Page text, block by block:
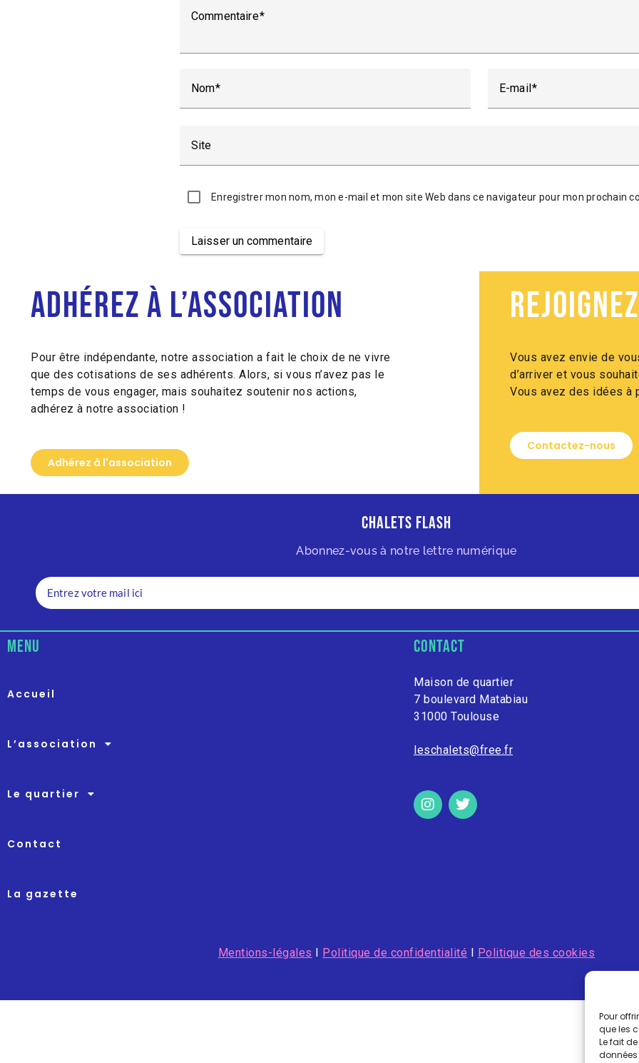
Pour
que les
Le fait
Commentaire
Nom E-mail
Site
Enregistrer mon nom, mon e-mail et mon site Web dans ce navigateur pour mon prochain
Laisser un commentaire
Adhérez à l’association
Pour être indépendante, notre association a fait le choix de ne vivre
que des cotisations de ses adhérents. Alors, si vous n’avez pas le
temps de vous engager, mais souhaitez soutenir nos actions,
adhérez à notre association !
Adhérez à l'association
Vous avez envie de
d’arriver et vous
Vous avez des idées à
Contactez-nous
Chalets Flash
Abonnez-vous à notre lettre numérique
menu
Accueil
L’association
Le quartier
Contact
La gazette
contact
Maison de quartier
7 boulevard Matabiau
31000 Toulouse
leschalets@free.fr
Mentions-légales Politique de confidentialité Politique des cookies